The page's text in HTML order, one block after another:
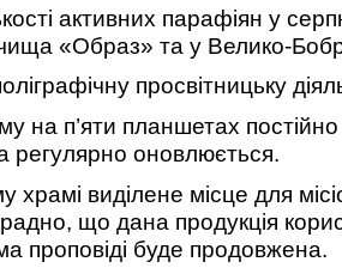
активних парафіян у
«Образ» та у Велико-
просвітницьку
на п’яти планшетах
регулярно оновлюється.
храмі виділене місце для
що дана продукція
проповіді буде продовжена.